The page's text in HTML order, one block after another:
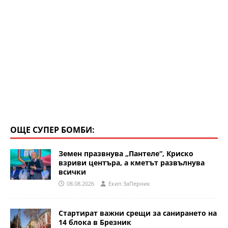
ОЩЕ СУПЕР БОМБИ:
Земен празвнува „Пантеле“, Криско
взриви центъра, а кметът развълнува
всички
08.08.2026 Eкип ЗаПерник
Стартират важни срещи за санирането на
14 блока в Брезник